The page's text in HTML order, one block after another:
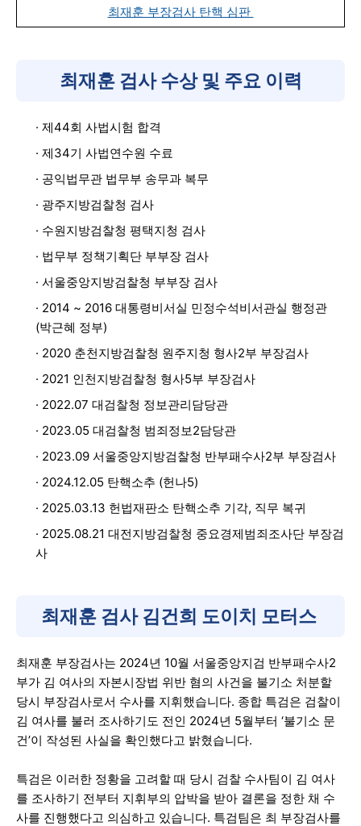
최재훈 부장검사 탄핵 심판
최재훈 검사 수상 및 주요 이력
· 제44회 사법시험 합격
· 제34기 사법연수원 수료
· 공익법무관 법무부 송무과 복무
· 광주지방검찰청 검사
· 수원지방검찰청 평택지청 검사
· 법무부 정책기획단 부부장 검사
· 서울중앙지방검찰청 부부장 검사
· 2014 ~ 2016 대통령비서실 민정수석비서관실 행정관
(박근혜 정부)
· 2020 춘천지방검찰청 원주지청 형사2부 부장검사
· 2021 인천지방검찰청 형사5부 부장검사
· 2022.07 대검찰청 정보관리담당관
· 2023.05 대검찰청 범죄정보2담당관
· 2023.09 서울중앙지방검찰청 반부패수사2부 부장검사
· 2024.12.05 탄핵소추 (헌나5)
· 2025.03.13 헌법재판소 탄핵소추 기각, 직무 복귀
· 2025.08.21 대전지방검찰청 중요경제범죄조사단 부장검
사
최재훈 검사 김건희 도이치 모터스
최재훈 부장검사는 2024년 10월 서울중앙지검 반부패수사2
부가 김 여사의 자본시장법 위반 혐의 사건을 불기소 처분할
당시 부장검사로서 수사를 지휘했습니다. 종합 특검은 검찰이
김 여사를 불러 조사하기도 전인 2024년 5월부터 ‘불기소 문
건’이 작성된 사실을 확인했다고 밝혔습니다.
특검은 이러한 정황을 고려할 때 당시 검찰 수사팀이 김 여사
를 조사하기 전부터 지휘부의 압박을 받아 결론을 정한 채 수
사를 진행했다고 의심하고 있습니다. 특검팀은 최 부장검사를